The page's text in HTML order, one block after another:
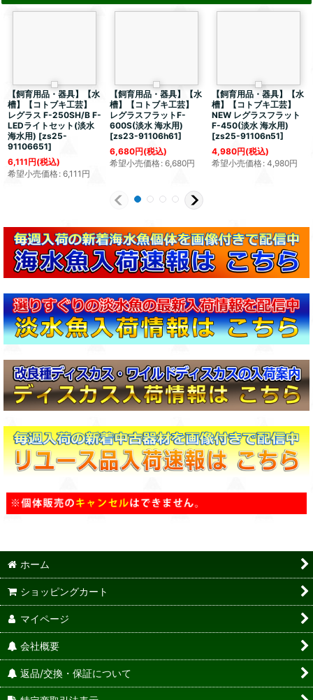
【飼育用品・器具】【水
槽】【コトブキ工芸】
レグラス F-250SH/B F-
LEDライトセット(淡水
海水用) [zs25-
91106651]
6,111円(税込)
希望小売価格: 6,111 円
【飼育用品・器具】【水
槽】【コトブキ工芸】
レグラスフラットF-
600S(淡水 海水用)
[zs23-91106h61]
6,680円(税込)
希望小売価格: 6,680円
【飼育用品・器具】【水
槽】【コトブキ工芸】
NEW レグラスフラット
F-450(淡水 海水用)
[zs25-91106n51]
4,980円(税込)
希望小売価格: 4,980円
ホーム
ショッピングカート
マイページ
会社概要
返品/交換・保証について